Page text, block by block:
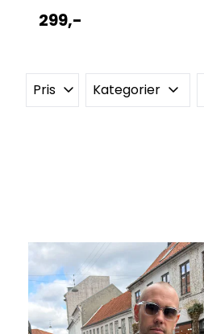
299,-
Pris Kategorier